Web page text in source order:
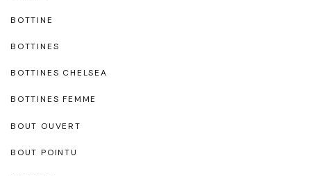
BOTTINE
BOTTINES
BOTTINES CHELSEA
BOTTINES FEMME
BOUT OUVERT
BOUT POINTU